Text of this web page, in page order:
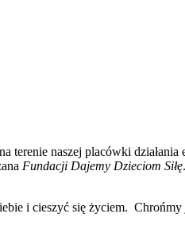
terenie naszej placówki
Fundacji Dajemy Dzieciom Siłę
i cieszyć się życiem.